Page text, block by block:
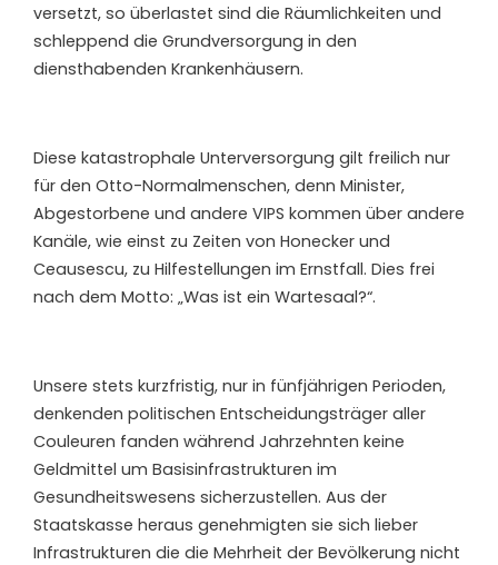
versetzt, so überlastet sind die Räumlichkeiten und
schleppend die Grundversorgung in den
diensthabenden Krankenhäusern.
Diese katastrophale Unterversorgung gilt freilich nur
für den Otto-Normalmenschen, denn Minister,
Abgestorbene und andere VIPS kommen über andere
Kanäle, wie einst zu Zeiten von Honecker und
Ceausescu, zu Hilfestellungen im Ernstfall. Dies frei
nach dem Motto: „Was ist ein Wartesaal?“.
Unsere stets kurzfristig, nur in fünfjährigen Perioden,
denkenden politischen Entscheidungsträger aller
Couleuren fanden während Jahrzehnten keine
Geldmittel um Basisinfrastrukturen im
Gesundheitswesens sicherzustellen. Aus der
Staatskasse heraus genehmigten sie sich lieber
Infrastrukturen die die Mehrheit der Bevölkerung nicht